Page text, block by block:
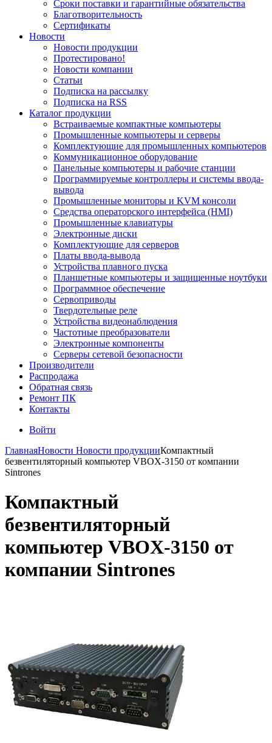
Сроки поставки и гарантийные обязательства
Благотворительность
Сертификаты
Новости
Новости продукции
Протестировано!
Новости компании
Статьи
Подписка на рассылку
Подписка на RSS
Каталог продукции
Встраиваемые компактные компьютеры
Промышленные компьютеры и серверы
Комплектующие для промышленных компьютеров
Коммуникационное оборудование
Панельные компьютеры и рабочие станции
Программируемые контроллеры и системы ввода-
вывода
Промышленные мониторы и KVM консоли
Средства операторского интерфейса (HMI)
Промышленные клавиатуры
Электронные диски
Комплектующие для серверов
Платы ввода-вывода
Устройства плавного пуска
Планшетные компьютеры и защищенные ноутбуки
Программное обеспечение
Сервоприводы
Твердотельные реле
Устройства видеонаблюдения
Частотные преобразователи
Электронные компоненты
Серверы сетевой безопасности
Производители
Распродажа
Обратная связь
Ремонт ПК
Контакты
Войти
ГлавнаяНовости Новости продукцииКомпактный
безвентиляторный компьютер VBOX-3150 от компании
Sintrones
Компактный
безвентиляторный
компьютер VBOX-3150 от
компании Sintrones